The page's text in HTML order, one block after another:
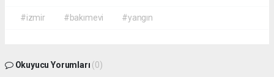
#izmir #bakımevi #yangın
Okuyucu Yorumları (0)